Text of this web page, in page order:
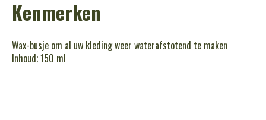
Kenmerken
Wax-busje om al uw kleding weer waterafstotend te maken
Inhoud; 150 ml